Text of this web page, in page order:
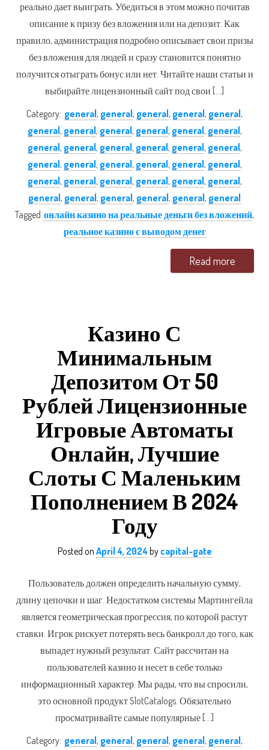
реально дает выиграть. Убедиться в этом можно почитав
описание к призу без вложения или на депозит. Как
правило, администрация подробно описывает свои призы
без вложения для людей и сразу становится понятно
получится отыграть бонус или нет. Читайте наши статьи и
выбирайте лицензионный сайт под свои […]
Category: general, general, general, general, general,
general, general, general, general, general, general,
general, general, general, general, general, general,
general, general, general, general, general, general,
general, general, general, general, general, general,
general, general, general, general, general, general
Tagged онлайн казино на реальные деньги без вложений,
реальное казино с выводом денег
Read more
Казино С
Минимальным
Депозитом От 50
Рублей Лицензионные
Игровые Автоматы
Онлайн, Лучшие
Слоты С Маленьким
Пополнением В 2024
Году
Posted on April 4, 2024by capital-gate
Пользователь должен определить начальную сумму,
длину цепочки и шаг. Недостатком системы Мартингейла
является геометрическая прогрессия, по которой растут
ставки. Игрок рискует потерять весь банкролл до того, как
выпадет нужный результат. Сайт рассчитан на
пользователей казино и несет в себе только
информационный характер. Мы рады, что вы спросили,
это основной продукт SlotCatalogs. Обязательно
просматривайте самые популярные […]
Category: general, general, general, general, general,